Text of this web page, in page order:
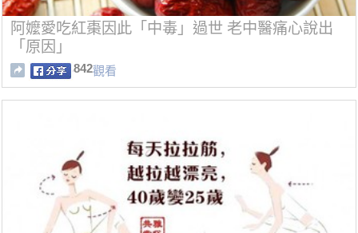
阿嬤愛吃紅棗因此「中毒」過世 老中醫痛心說出
「原因」
842觀看